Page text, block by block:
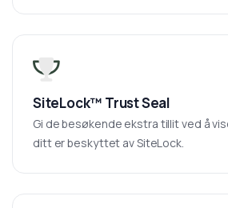
SiteLock™ Trust Seal
Gi de besøkende ekstra tillit ved å
ditt er beskyttet av SiteLock.